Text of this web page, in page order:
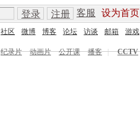
客服 设为首页
登录 注册
社区 微博 博客 论坛 访谈 邮箱 游戏
纪录片 动画片 公开课 播客 |
CCTV